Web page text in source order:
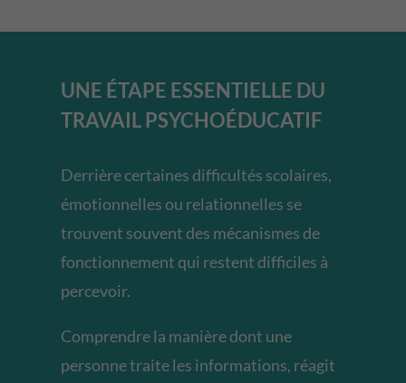
UNE ÉTAPE ESSENTIELLE DU
TRAVAIL PSYCHOÉDUCATIF
Derrière certaines difficultés scolaires,
émotionnelles ou relationnelles se
trouvent souvent des mécanismes de
fonctionnement qui restent difficiles à
percevoir.
Comprendre la manière dont une
personne traite les informations, réagit